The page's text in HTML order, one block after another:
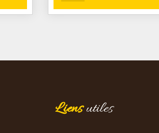
Liensutiles